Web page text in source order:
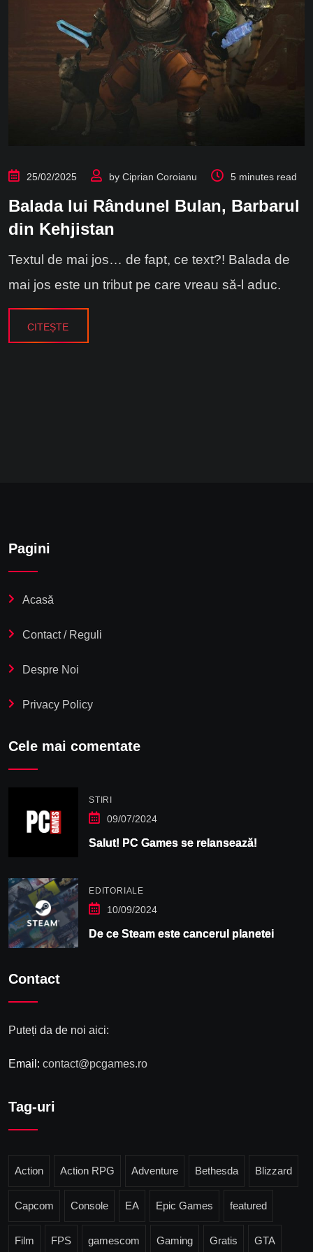
25/02/2025 by Ciprian Coroianu 5 minutes read
Balada lui Rândunel Bulan, Barbarul
din Kehjistan
Textul de mai jos… de fapt, ce text?! Balada de
mai jos este un tribut pe care vreau să-l aduc.
CITEȘTE
Pagini
Acasă
Contact / Reguli
Despre Noi
Privacy Policy
Cele mai comentate
STIRI
09/07/2024
Salut! PC Games se relansează!
EDITORIALE
10/09/2024
De ce Steam este cancerul planetei
Contact
Puteți da de noi aici:
Email: contact@pcgames.ro
Tag-uri
Action Action RPG Adventure Bethesda Blizzard
Capcom Console EA Epic Games featured
Film FPS gamescom Gaming Gratis GTA